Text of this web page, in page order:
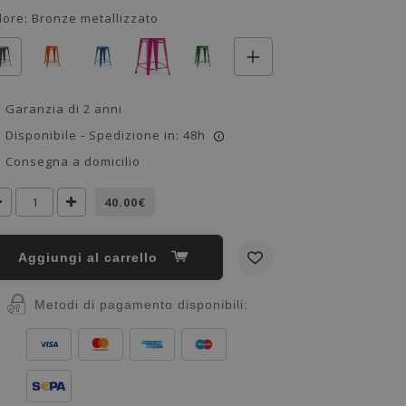
Bronze metallizzato
Garanzia di 2 anni
Disponibile - Spedizione in: 48h
i
Consegna a domicilio
40.00€
Aggiungi al carrello
Metodi di pagamento disponibili: